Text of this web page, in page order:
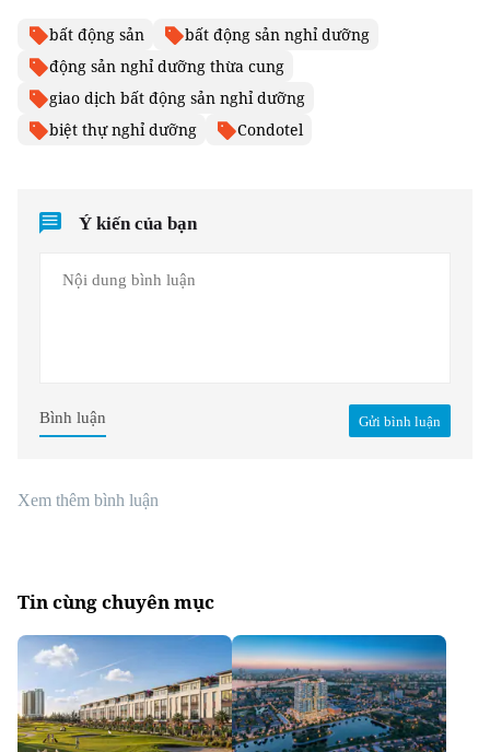
bất động sản
bất động sản nghỉ dưỡng
động sản nghỉ dưỡng thừa cung
giao dịch bất động sản nghỉ dưỡng
biệt thự nghỉ dưỡng
Condotel
Ý kiến của bạn
Gửi bình luận
Bình luận
Xem thêm bình luận
Tin cùng chuyên mục